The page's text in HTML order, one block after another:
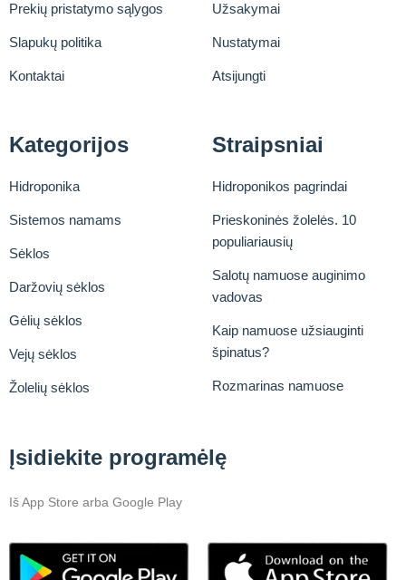
Prekių pristatymo sąlygos
Slapukų politika
Kontaktai
Užsakymai
Nustatymai
Atsijungti
Kategorijos
Hidroponika
Sistemos namams
Sėklos
Daržovių sėklos
Gėlių sėklos
Vejų sėklos
Žolelių sėklos
Straipsniai
Hidroponikos pagrindai
Prieskoninės žolelės. 10
populiariausių
Salotų namuose auginimo
vadovas
Kaip namuose užsiauginti
špinatus?
Rozmarinas namuose
Įsidiekite programėlę
Iš App Store arba Google Play